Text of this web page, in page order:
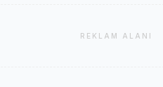
REKLAM ALANI